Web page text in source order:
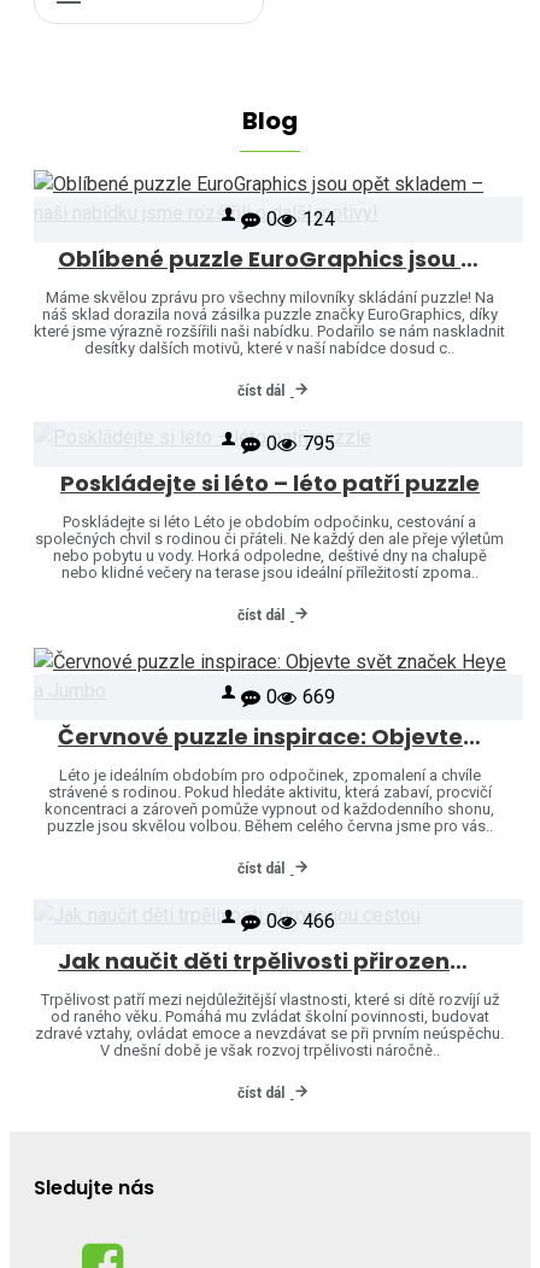
Blog
0 124
Oblíbené puzzle EuroGraphics jsou opět skladem – naši nabídku jsme rozšířili o další motivy!
Máme skvělou zprávu pro všechny milovníky skládání puzzle! Na
náš sklad dorazila nová zásilka puzzle značky EuroGraphics, díky
které jsme výrazně rozšířili naši nabídku. Podařilo se nám naskladnit
desítky dalších motivů, které v naší nabídce dosud c..
číst dál
0 795
Poskládejte si léto – léto patří puzzle
Poskládejte si léto Léto je obdobím odpočinku, cestování a
společných chvil s rodinou či přáteli. Ne každý den ale přeje výletům
nebo pobytu u vody. Horká odpoledne, deštivé dny na chalupě
nebo klidné večery na terase jsou ideální příležitostí zpoma..
číst dál
0 669
Červnové puzzle inspirace: Objevte svět značek Heye a Jumbo
Léto je ideálním obdobím pro odpočinek, zpomalení a chvíle
strávené s rodinou. Pokud hledáte aktivitu, která zabaví, procvičí
koncentraci a zároveň pomůže vypnout od každodenního shonu,
puzzle jsou skvělou volbou. Během celého června jsme pro vás..
číst dál
0 466
Jak naučit děti trpělivosti přirozenou cestou
Trpělivost patří mezi nejdůležitější vlastnosti, které si dítě rozvíjí už
od raného věku. Pomáhá mu zvládat školní povinnosti, budovat
zdravé vztahy, ovládat emoce a nevzdávat se při prvním neúspěchu.
V dnešní době je však rozvoj trpělivosti náročně..
číst dál
Sledujte nás